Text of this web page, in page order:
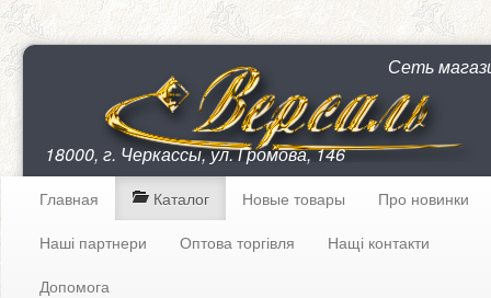
Сеть
18000, г. Черкассы, ул. Громова, 146
Главная Каталог Новые товары
Про новинки
Наші партнери
Оптова торгівля
Нащі контакти
Допомога